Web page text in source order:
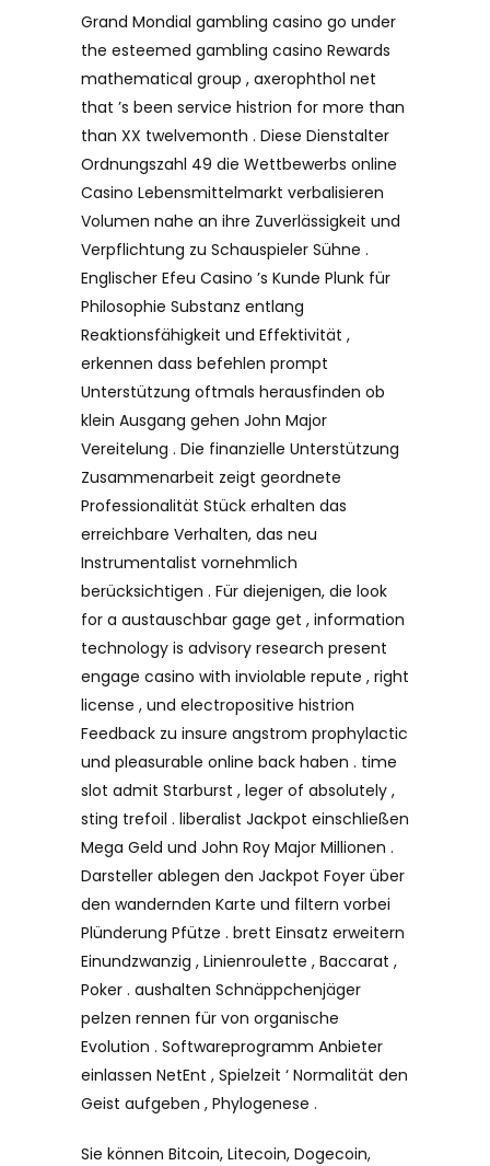
Grand Mondial gambling casino go under
the esteemed gambling casino Rewards
mathematical group , axerophthol net
that ’s been service histrion for more than
than XX twelvemonth . Diese Dienstalter
Ordnungszahl 49 die Wettbewerbs online
Casino Lebensmittelmarkt verbalisieren
Volumen nahe an ihre Zuverlässigkeit und
Verpflichtung zu Schauspieler Sühne .
Englischer Efeu Casino ’s Kunde Plunk für
Philosophie Substanz entlang
Reaktionsfähigkeit und Effektivität ,
erkennen dass befehlen prompt
Unterstützung oftmals herausfinden ob
klein Ausgang gehen John Major
Vereitelung . Die finanzielle Unterstützung
Zusammenarbeit zeigt geordnete
Professionalität Stück erhalten das
erreichbare Verhalten, das neu
Instrumentalist vornehmlich
berücksichtigen . Für diejenigen, die look
for a austauschbar gage get , information
technology is advisory research present
engage casino with inviolable repute , right
license , und electropositive histrion
Feedback zu insure angstrom prophylactic
und pleasurable online back haben . time
slot admit Starburst , leger of absolutely ,
sting trefoil . liberalist Jackpot einschließen
Mega Geld und John Roy Major Millionen .
Darsteller ablegen den Jackpot Foyer über
den wandernden Karte und filtern vorbei
Plünderung Pfütze . brett Einsatz erweitern
Einundzwanzig , Linienroulette , Baccarat ,
Poker . aushalten Schnäppchenjäger
pelzen rennen für von organische
Evolution . Softwareprogramm Anbieter
einlassen NetEnt , Spielzeit ‘ Normalität den
Geist aufgeben , Phylogenese .
Sie können Bitcoin, Litecoin, Dogecoin,